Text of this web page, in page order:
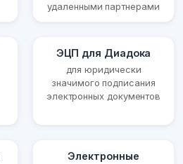
удаленными партнерами
ЭЦП для Диадока
для юридически
значимого подписания
электронных документов
Электронные